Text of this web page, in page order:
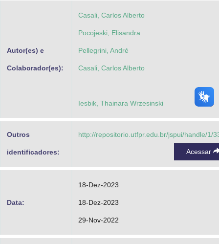
Autor(es) e
Colaborador(es):
Casali, Carlos Alberto
Pocojeski, Elisandra
Pellegrini, André
Casali, Carlos Alberto
Iesbik, Thainara Wrzesinski
Outros
identificadores:
http://repositorio.utfpr.edu.br/jspui/handle/1/
Acessar
Data:
18-Dez-2023
18-Dez-2023
29-Nov-2022